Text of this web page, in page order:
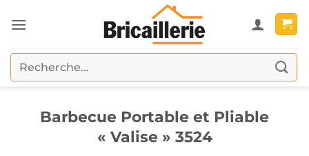
au
Recherche
pour :
Barbecue Portable et Pliable
« Valise » 3524